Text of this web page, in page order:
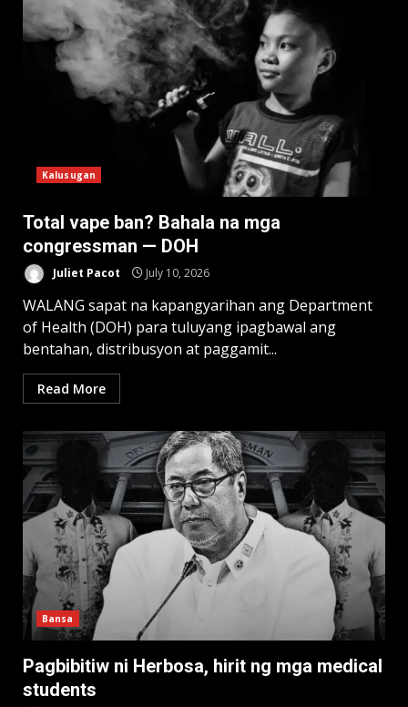
Kalusugan
Total vape ban? Bahala na mga
congressman — DOH
Juliet Pacot July 10, 2026
WALANG sapat na kapangyarihan ang Department
of Health (DOH) para tuluyang ipagbawal ang
bentahan, distribusyon at paggamit...
Read More
Bansa
Pagbibitiw ni Herbosa, hirit ng mga medical
students